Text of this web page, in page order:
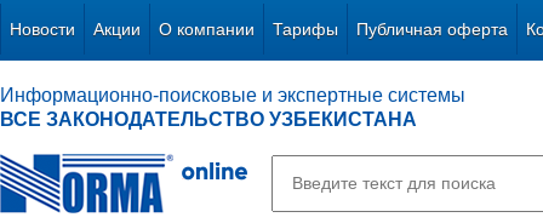
Новости Акции О компании Тарифы Публичная оферта
Информационно-поисковые и экспертные системы
ВСЕ ЗАКОНОДАТЕЛЬСТВО УЗБЕКИСТАНА